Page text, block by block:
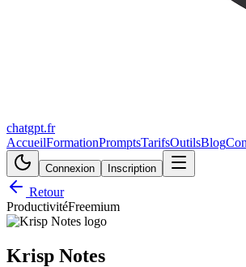
chatgpt.fr
AccueilFormationPromptsTarifsOutilsBlog
Connexion Inscription
Retour
ProductivitéFreemium
Krisp Notes